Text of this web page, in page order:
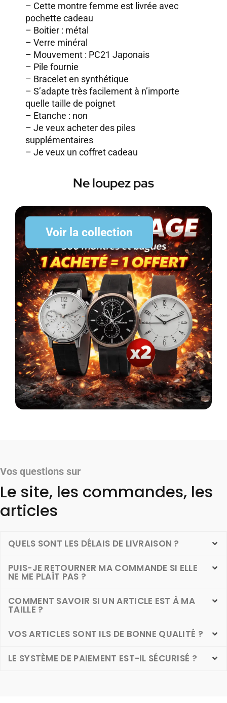
– Cette montre femme est livrée avec
pochette cadeau
– Boitier : métal
– Verre minéral
– Mouvement : PC21 Japonais
– Pile fournie
– Bracelet en synthétique
– S’adapte très facilement à n’importe
quelle taille de poignet
– Etanche : non
– Je veux acheter des piles
supplémentaires
– Je veux un coffret cadeau
Ne loupez pas
Voir la collection
Vos questions sur
Le site, les commandes, les
articles
QUELS SONT LES DÉLAIS DE LIVRAISON ?
PUIS-JE RETOURNER MA COMMANDE SI ELLE
NE ME PLAÎT PAS ?
COMMENT SAVOIR SI UN ARTICLE EST À MA
TAILLE ?
VOS ARTICLES SONT ILS DE BONNE QUALITÉ ?
LE SYSTÈME DE PAIEMENT EST-IL SÉCURISÉ ?